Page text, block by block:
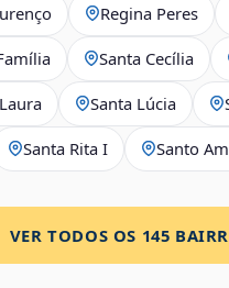
Regina Peres
Santa Cecília
Santa Lúcia
Santa Rita I Santo
VER TODOS OS 145